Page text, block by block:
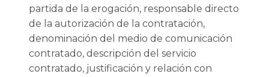
partida de la erogación, responsable directo
de la autorización de la contratación,
denominación del medio de comunicación
contratado, descripción del servicio
contratado, justificación y relación con